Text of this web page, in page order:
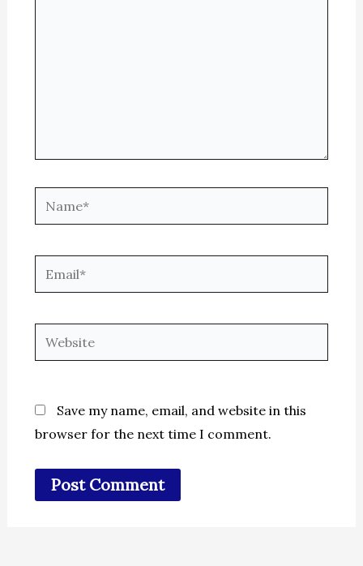
Name*
Email*
Website
Save my name, email, and website in this
browser for the next time I comment.